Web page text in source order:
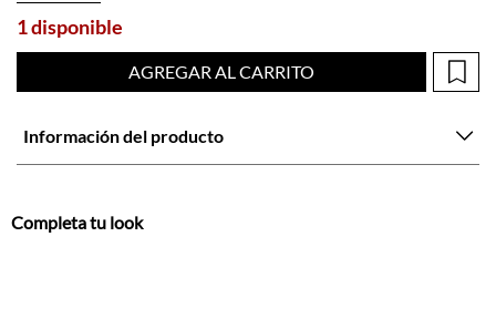
1 disponible
AGREGAR AL CARRITO
Información del producto
Completa tu look